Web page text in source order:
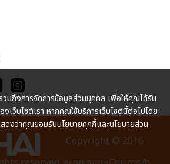
Copyright © 2016
วมถึงการจัดการข้อมูลส่วนบุคคล เพื่อให้คุณได้รับ
เว็บไซต์เรา หากคุณใช้บริการเว็บไซต์นี้ต่อไปโดย
ดงว่าคุณยอมรับนโยบายคุกกี้และนโยบายส่วน